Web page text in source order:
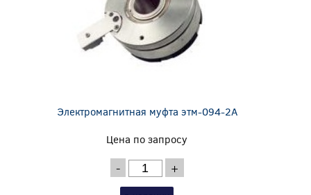
Электромагнитная муфта этм-094-2А
Цена по запросу
- +